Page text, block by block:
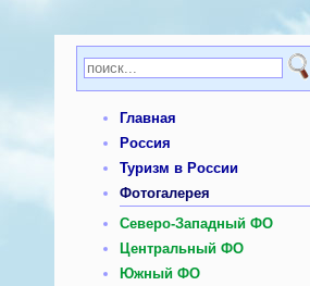
Главная
Россия
Туризм в России
Фотогалерея
Северо-Западный ФО
Центральный ФО
Южный ФО